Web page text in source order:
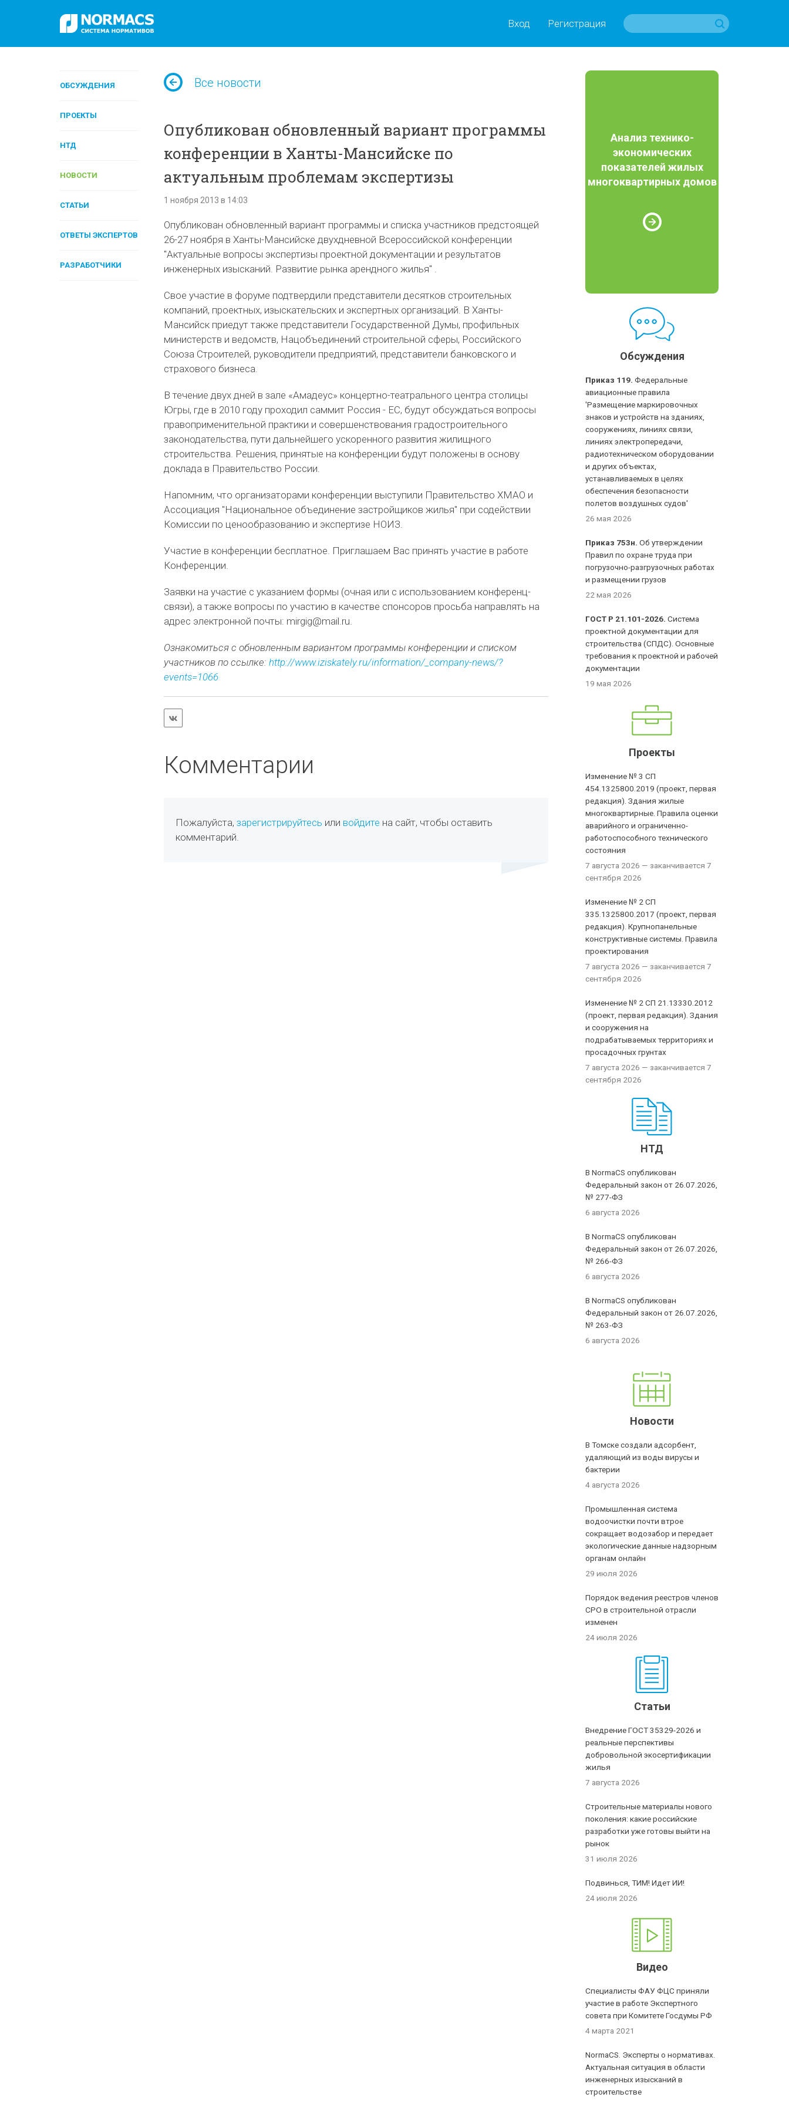
Вход Регистрация
ОБСУЖДЕНИЯ
ПРОЕКТЫ
НТД
НОВОСТИ
СТАТЬИ
ОТВЕТЫ ЭКСПЕРТОВ
РАЗРАБОТЧИКИ
Все новости
Опубликован обновленный вариант программы
конференции в Ханты-Мансийске по
актуальным проблемам экспертизы
1 ноября 2013 в 14:03
Опубликован обновленный вариант программы и списка участников предстоящей
26-27 ноября в Ханты-Мансийске двухдневной Всероссийской конференции
"Актуальные вопросы экспертизы проектной документации и результатов
инженерных изысканий. Развитие рынка арендного жилья" .
Свое участие в форуме подтвердили представители десятков строительных
компаний, проектных, изыскательских и экспертных организаций. В Ханты-
Мансийск приедут также представители Государственной Думы, профильных
министерств и ведомств, Нацобъединений строительной сферы, Российского
Союза Строителей, руководители предприятий, представители банковского и
страхового бизнеса.
В течение двух дней в зале «Амадеус» концертно-театрального центра столицы
Югры, где в 2010 году проходил саммит Россия - ЕС, будут обсуждаться вопросы
правоприменительной практики и совершенствования градостроительного
законодательства, пути дальнейшего ускоренного развития жилищного
строительства. Решения, принятые на конференции будут положены в основу
доклада в Правительство России.
Напомним, что организаторами конференции выступили Правительство ХМАО и
Ассоциация "Национальное объединение застройщиков жилья" при содействии
Комиссии по ценообразованию и экспертизе НОИЗ.
Участие в конференции бесплатное. Приглашаем Вас принять участие в работе
Конференции.
Заявки на участие с указанием формы (очная или с использованием конференц-
связи), а также вопросы по участию в качестве спонсоров просьба направлять на
адрес электронной почты: mirgig@mail.ru.
Ознакомиться с обновленным вариантом программы конференции и списком
участников по ссылке: http://www.iziskately.ru/information/_company-news/?
events=1066
Комментарии
Пожалуйста, зарегистрируйтесь или войдите на сайт, чтобы оставить
комментарий.
Анализ технико-
экономических
показателей жилых
многоквартирных домов
Обсуждения
Приказ 119. Федеральные
авиационные правила
'Размещение маркировочных
знаков и устройств на зданиях,
сооружениях, линиях связи,
линиях электропередачи,
радиотехническом оборудовании
и других объектах,
устанавливаемых в целях
обеспечения безопасности
полетов воздушных судов'
26 мая 2026
Приказ 753н. Об утверждении
Правил по охране труда при
погрузочно-разгрузочных работах
и размещении грузов
22 мая 2026
ГОСТ Р 21.101-2026. Система
проектной документации для
строительства (СПДС). Основные
требования к проектной и рабочей
документации
19 мая 2026
Проекты
Изменение № 3 СП
454.1325800.2019 (проект, первая
редакция). Здания жилые
многоквартирные. Правила оценки
аварийного и ограниченно-
работоспособного технического
состояния
7 августа 2026 — заканчивается 7
сентября 2026
Изменение № 2 СП
335.1325800.2017 (проект, первая
редакция). Крупнопанельные
конструктивные системы. Правила
проектирования
7 августа 2026 — заканчивается 7
сентября 2026
Изменение № 2 СП 21.13330.2012
(проект, первая редакция). Здания
и сооружения на
подрабатываемых территориях и
просадочных грунтах
7 августа 2026 — заканчивается 7
сентября 2026
НТД
В NormaCS опубликован
Федеральный закон от 26.07.2026,
№ 277-ФЗ
6 августа 2026
В NormaCS опубликован
Федеральный закон от 26.07.2026,
№ 266-ФЗ
6 августа 2026
В NormaCS опубликован
Федеральный закон от 26.07.2026,
№ 263-ФЗ
6 августа 2026
Новости
В Томске создали адсорбент,
удаляющий из воды вирусы и
бактерии
4 августа 2026
Промышленная система
водоочистки почти втрое
сокращает водозабор и передает
экологические данные надзорным
органам онлайн
29 июля 2026
Порядок ведения реестров членов
СРО в строительной отрасли
изменен
24 июля 2026
Статьи
Внедрение ГОСТ 35329-2026 и
реальные перспективы
добровольной экосертификации
жилья
7 августа 2026
Строительные материалы нового
поколения: какие российские
разработки уже готовы выйти на
рынок
31 июля 2026
Подвинься, ТИМ! Идет ИИ!
24 июля 2026
Видео
Специалисты ФАУ ФЦС приняли
участие в работе Экспертного
совета при Комитете Госдумы РФ
4 марта 2021
NormaCS. Эксперты о нормативах.
Актуальная ситуация в области
инженерных изысканий в
строительстве